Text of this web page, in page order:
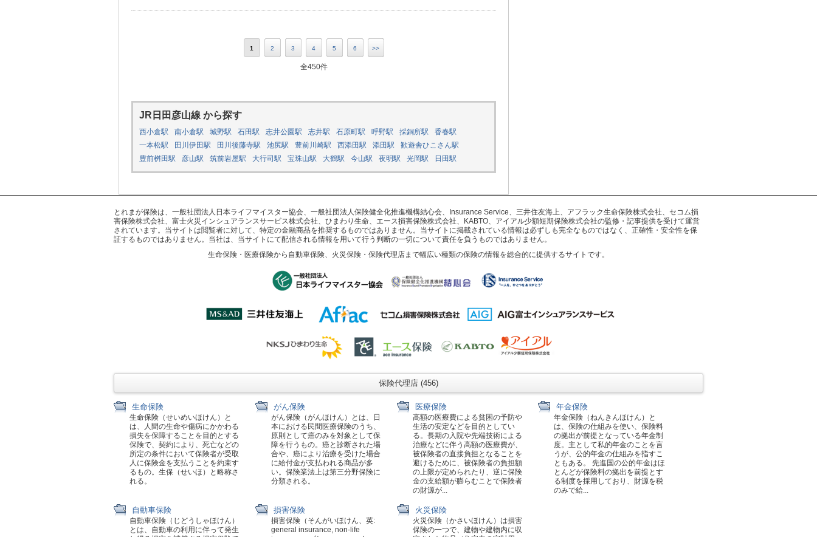
1 2 3 4 5 6 >>
全450件
JR日田彦山線 から探す
西小倉駅 南小倉駅 城野駅 石田駅 志井公園駅 志井駅 石原町駅 呼野駅 採銅所駅
香春駅
一本松駅
田川伊田駅 田川後藤寺駅 池尻駅 豊前川崎駅 西添田駅 添田駅
歓遊舎ひこさん駅
豊前桝田駅
彦山駅 筑前岩屋駅 大行司駅 宝珠山駅 大鶴駅 今山駅 夜明駅 光岡駅 日田駅
とれまが保険は、一般社団法人日本ライフマイスター協会、一般社団法人保険健全化推進機構結心会、Insurance Service、三井住友海上、アフラック生命保険株式会社、セコム損
害保険株式会社、富士火災インシュアランスサービス株式会社、ひまわり生命、エース損害保険株式会社、KABTO、アイアル少額短期保険株式会社の監修・記事提供を受けて運営
されています。当サイトは閲覧者に対して、特定の金融商品を推奨するものではありません。当サイトに掲載されている情報は必ずしも完全なものではなく、正確性・安全性を保
証するものではありません。当社は、当サイトにて配信される情報を用いて行う判断の一切について責任を負うものではありません。
生命保険・医療保険から自動車保険、火災保険・保険代理店まで幅広い種類の保険の情報を総合的に提供するサイトです。
保険代理店 (456)
生命保険
生命保険（せいめいほけん）と
は、人間の生命や傷病にかかわる
損失を保障することを目的とする
保険で、契約により、死亡などの
所定の条件において保険者が受取
人に保険金を支払うことを約束す
るもの。生保（せいほ）と略称さ
れる。
がん保険
がん保険（がんほけん）とは、日
本における民間医療保険のうち、
原則として癌のみを対象として保
障を行うもの。癌と診断された場
合や、癌により治療を受けた場合
に給付金が支払われる商品が多
い。保険業法上は第三分野保険に
分類される。
医療保険
高額の医療費による貧困の予防や
生活の安定などを目的としてい
る。長期の入院や先端技術による
治療などに伴う高額の医療費が、
被保険者の直接負担となることを
避けるために、被保険者の負担額
の上限が定められたり、逆に保険
金の支給額が膨らむことで保険者
の財源が...
年金保険
年金保険（ねんきんほけん）と
は、保険の仕組みを使い、保険料
の拠出が前提となっている年金制
度。主として私的年金のことを言
うが、公的年金の仕組みを指すこ
ともある。 先進国の公的年金はほ
とんどが保険料の拠出を前提とす
る制度を採用しており、財源を税
のみで給...
自動車保険
自動車保険（じどうしゃほけん）
とは、自動車の利用に伴って発生
損害保険
損害保険（そんがいほけん、英:
general insurance, non-life
火災保険
火災保険（かさいほけん）は損害
保険の一つで、建物や建物内に収